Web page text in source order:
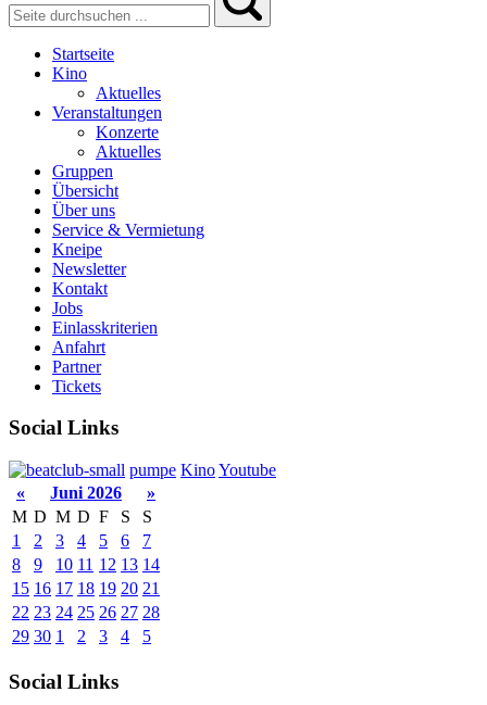
Startseite
Kino
Aktuelles
Veranstaltungen
Konzerte
Aktuelles
Gruppen
Übersicht
Über uns
Service & Vermietung
Kneipe
Newsletter
Kontakt
Jobs
Einlasskriterien
Anfahrt
Partner
Tickets
Social Links
pumpe KinoYoutube
«
Juni 2026
»
M D M D F S
S
1
2 3 4 5 6
7
8
9 10 11 12 13 14
15 16 17 18 19 20 21
22 23 24 25 26 27 28
29 30 1 2 3 4 5
Social Links